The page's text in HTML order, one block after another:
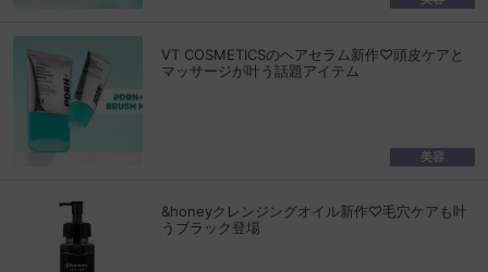
VT COSMETICSのヘアセラム新作♡頭皮ケアと
マッサージが叶う話題アイテム
美容
&honeyクレンジングオイル新作♡毛穴ケアも叶
うブラック登場